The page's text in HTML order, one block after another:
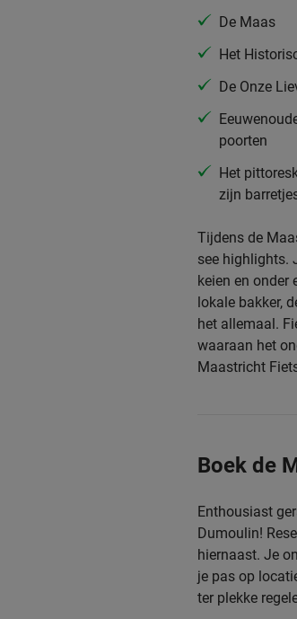
De Maas
Het
De Onze
poorten
Het
zijn
Tijdens de
see highlights.
keien en onder
lokale bakker,
het allemaal.
waaraan het
Maastricht
Boek de
Enthousiast
Dumoulin!
hiernaast. Je
je pas op
ter plekke